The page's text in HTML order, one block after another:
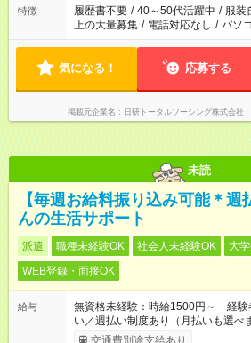
特徴 履歴書不要 / 40～50代活躍中 / 服装
上の大量募集 / 電話対応なし / パソ
気になる！ 応募する
掲載元企業名 日研トータルソーシング株式会社
未読
【毎週お給料振り込み可能＊週
んの生活サポート
派遣 職種未経験OK 社会人未経験OK 大
WEB登録・面接OK
給与
無資格未経験：時給1500円～ 経
い／週払い制度あり（月払いも選べ
完了次第のお支払いとなります。
交通費別途支給あり